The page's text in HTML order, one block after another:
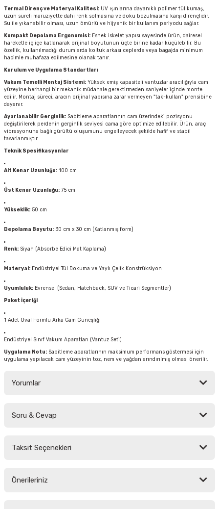
Termal Direnç ve Materyal Kalitesi: UV ışınlarına dayanıklı polimer tül kumaş,
uzun süreli maruziyette dahi renk solmasına ve doku bozulmasına karşı dirençlidir.
Su ile yıkanabilir olması, uzun ömürlü ve hijyenik bir kullanım periyodu sağlar.
Kompakt Depolama Ergonomisi: Esnek iskelet yapısı sayesinde ürün, dairesel
hareketle iç içe katlanarak orijinal boyutunun üçte birine kadar küçülebilir. Bu
özellik, kullanılmadığı durumlarda koltuk arkası ceplerde veya bagajda minimum
hacimle muhafaza edilmesine olanak tanır.
Kurulum ve Uygulama Standartları
Vakum Temelli Montaj Sistemi: Yüksek emiş kapasiteli vantuzlar aracılığıyla cam
yüzeyine herhangi bir mekanik müdahale gerektirmeden saniyeler içinde monte
edilir. Montaj süreci, aracın orijinal yapısına zarar vermeyen "tak-kullan" prensibine
dayanır.
Ayarlanabilir Gerginlik: Sabitleme aparatlarının cam üzerindeki pozisyonu
değiştirilerek perdenin gerginlik seviyesi cama göre optimize edilebilir. Ürün, araç
vibrasyonuna bağlı gürültü oluşumunu engelleyecek şekilde hafif ve stabil
tasarlanmıştır.
Teknik Spesifikasyonlar
Alt Kenar Uzunluğu: 100 cm
Üst Kenar Uzunluğu: 75 cm
Yükseklik: 50 cm
Depolama Boyutu: 30 cm x 30 cm (Katlanmış form)
Renk: Siyah (Absorbe Edici Mat Kaplama)
Materyal: Endüstriyel Tül Dokuma ve Yaylı Çelik Konstrüksiyon
Uyumluluk: Evrensel (Sedan, Hatchback, SUV ve Ticari Segmentler)
Paket İçeriği
1 Adet Oval Formlu Arka Cam Güneşliği
Endüstriyel Sınıf Vakum Aparatları (Vantuz Seti)
Uygulama Notu: Sabitleme aparatlarının maksimum performans göstermesi için
uygulama yapılacak cam yüzeyinin toz, nem ve yağdan arındırılmış olması önerilir.
Yorumlar
Soru & Cevap
Taksit Seçenekleri
Önerileriniz